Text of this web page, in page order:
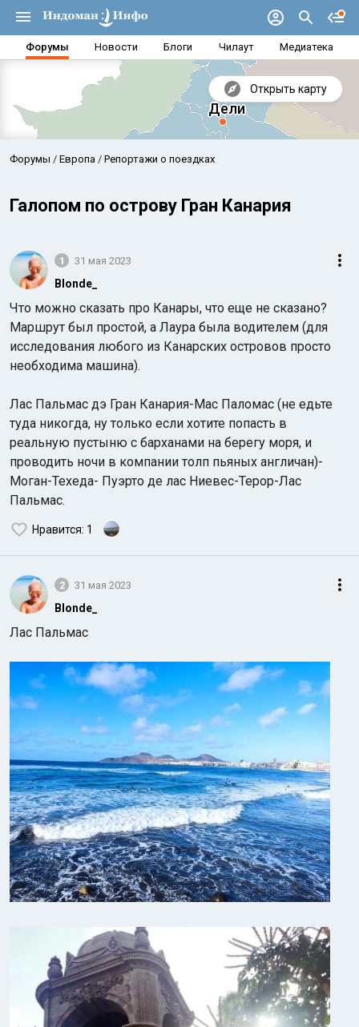
Форумы Новости Блоги Чилаут Медиатека
Открыть карту
Аравийское море
Индийский океан
Форумы Европа Репортажи о поездках
Галопом по острову Гран Канария
1 31 мая 2023
Blonde_
Что можно сказать про Канары, что еще не сказано?
Маршрут был простой, а Лаура была водителем (для
исследования любого из Канарских островов просто
необходима машина).
Лас Пальмас дэ Гран Канария-Мас Паломас (не едьте
туда никогда, ну только если хотите попасть в
реальную пустыню с барханами на берегу моря, и
проводить ночи в компании толп пьяных англичан)-
Моган-Техеда- Пуэрто де лас Ниевес-Терор-Лас
Пальмас.
Нравится: 1
2 31 мая 2023
Blonde_
Лас Пальмас